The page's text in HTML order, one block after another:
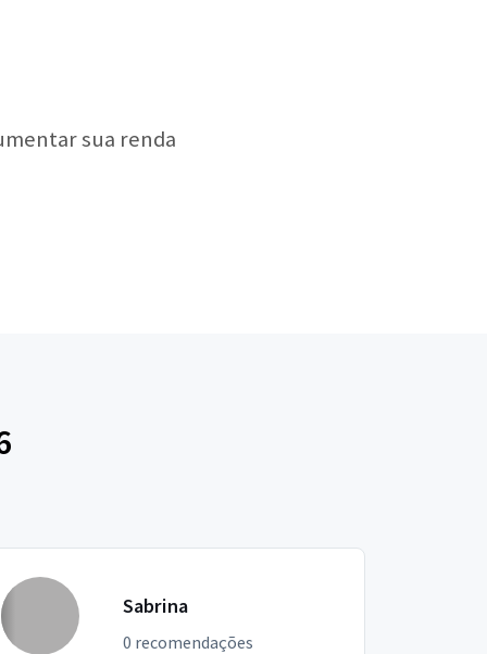
sua renda
Sabrina
0 recomendações